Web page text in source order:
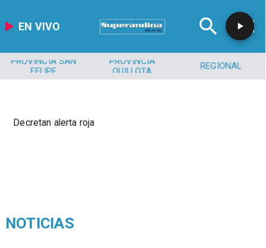
EN VIVO
PROVINCIA SAN
FELIPE
PROVINCIA
QUILLOTA
REGIONAL
Decretan alerta roja
NOTICIAS